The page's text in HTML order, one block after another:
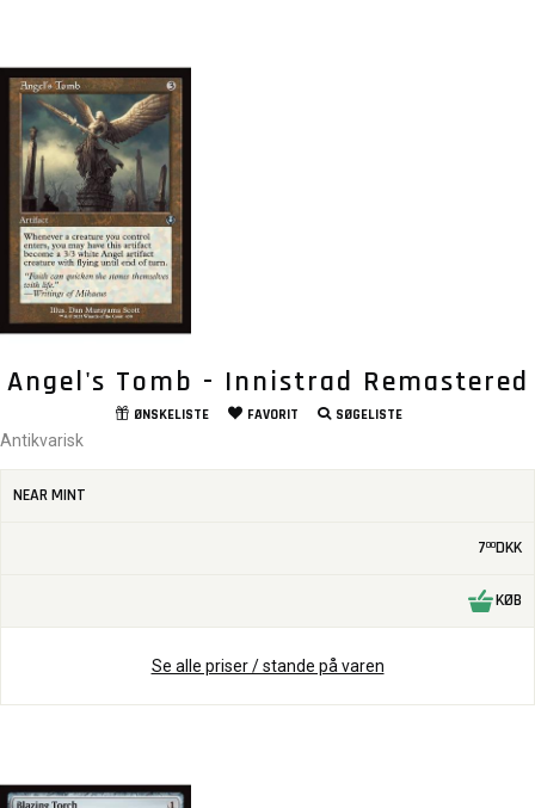
Angel's Tomb - Innistrad Remastered
ØNSKELISTE FAVORIT SØGELISTE
Antikvarisk
NEAR MINT
700DKK
KØB
Se alle priser / stande på varen